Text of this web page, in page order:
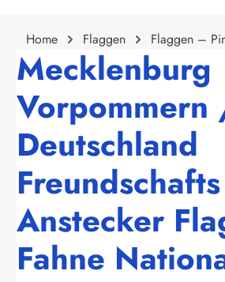
Home Flaggen Flaggen –
Mecklenburg
Deutschland
Anstecker
Fahne